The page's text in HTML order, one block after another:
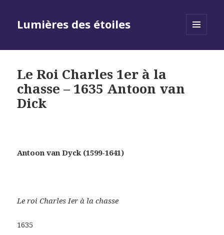
Lumières des étoiles
Le Roi Charles 1er à la
chasse – 1635 Antoon van
Dick
Antoon van Dyck (1599-1641)
Le roi Charles Ier à la chasse
1635